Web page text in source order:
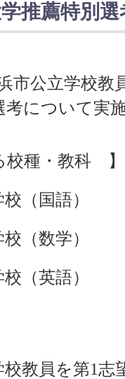
推薦特別選
公立学校教
考について実
校種・教科 】
（国語）
（数学）
（英語）
教員を第1志